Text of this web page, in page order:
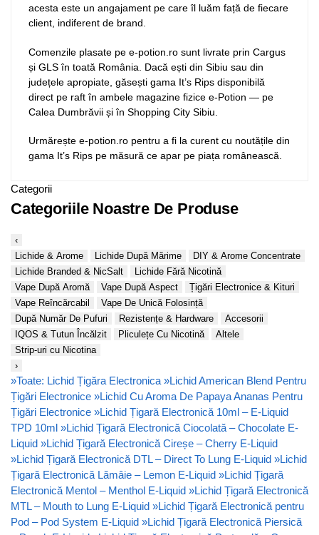
acesta este un angajament pe care îl luăm față de fiecare
client, indiferent de brand.
Comenzile plasate pe e-potion.ro sunt livrate prin Cargus
și GLS în toată România. Dacă ești din Sibiu sau din
județele apropiate, găsești gama It’s Rips disponibilă
direct pe raft în ambele magazine fizice e-Potion — pe
Calea Dumbrăvii și în Shopping City Sibiu.
Urmărește e-potion.ro pentru a fi la curent cu noutățile din
gama It’s Rips pe măsură ce apar pe piața românească.
Categorii
Categoriile Noastre De Produse
‹
Lichide & Arome
Lichide După Mărime
DIY & Arome Concentrate
Lichide Branded & NicSalt
Lichide Fără Nicotină
Vape După Aromă
Vape După Aspect
Țigări Electronice & Kituri
Vape Reîncărcabil
Vape De Unică Folosință
După Număr De Pufuri
Rezistențe & Hardware
Accesorii
IQOS & Tutun Încălzit
Pliculețe Cu Nicotină
Altele
Strip-uri cu Nicotina
›
»Toate: Lichid Țigăra Electronica »Lichid American Blend Pentru
Țigări Electronice »Lichid Cu Aroma De Papaya Ananas Pentru
Țigări Electronice »Lichid Țigară Electronică 10ml – E-Liquid
TPD 10ml »Lichid Țigară Electronică Ciocolată – Chocolate E-
Liquid »Lichid Țigară Electronică Cireșe – Cherry E-Liquid
»Lichid Țigară Electronică DTL – Direct To Lung E-Liquid »Lichid
Țigară Electronică Lămâie – Lemon E-Liquid »Lichid Țigară
Electronică Mentol – Menthol E-Liquid »Lichid Țigară Electronică
MTL – Mouth to Lung E-Liquid »Lichid Țigară Electronică pentru
Pod – Pod System E-Liquid »Lichid Țigară Electronică Piersică